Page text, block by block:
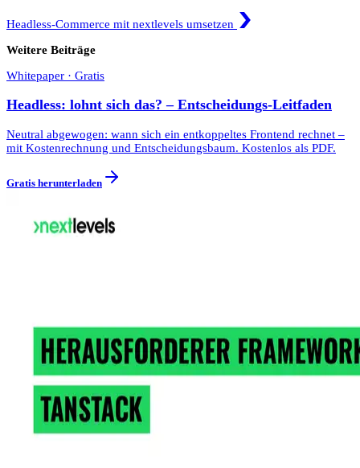
Headless-Commerce mit nextlevels umsetzen
Weitere Beiträge
Whitepaper · Gratis
Headless: lohnt sich das? – Entscheidungs-Leitfaden
Neutral abgewogen: wann sich ein entkoppeltes Frontend rechnet –
mit Kostenrechnung und Entscheidungsbaum. Kostenlos als PDF.
Gratis herunterladen